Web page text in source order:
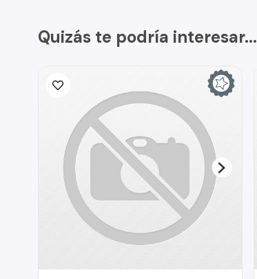
Quizás te podría interesar...